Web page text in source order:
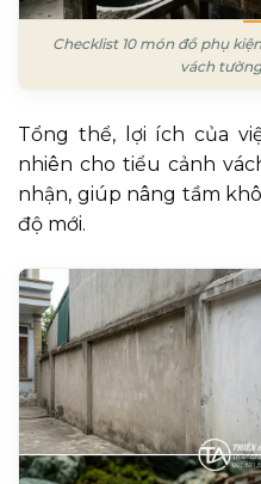
Checklist 10 món đồ phụ
vách
Tổng thể, lợi ích của
nhiên cho tiểu cảnh
nhận, giúp nâng tầm
độ mới.